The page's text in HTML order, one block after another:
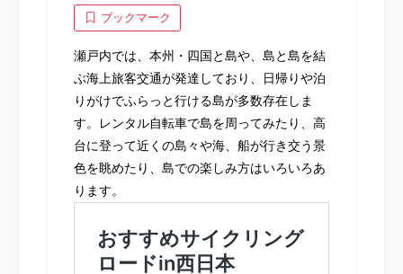
ブックマーク
瀬戸内では、本州・四国と島や、島と島を結
ぶ海上旅客交通が発達しており、日帰りや泊
りがけでふらっと行ける島が多数存在しま
す。レンタル自転車で島を周ってみたり、高
台に登って近くの島々や海、船が行き交う景
色を眺めたり、島での楽しみ方はいろいろあ
ります。